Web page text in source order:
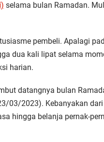
selama bulan Ramadan.
pembeli. Apalagi
dua kali lipat selama
harian.
datangnya bulan
03/2023). Kebanyakan
hingga belanja pernak-